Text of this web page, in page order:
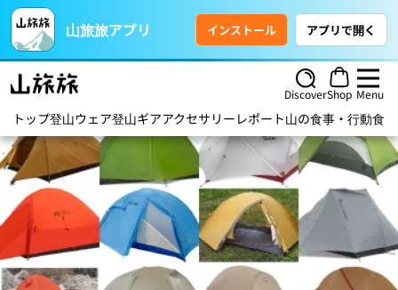
山旅旅アプリ インストール アプリで開く
DiscoverShop Menu
トップ登山ウェア登山ギアアクセサリー レポート山の食事・行動食